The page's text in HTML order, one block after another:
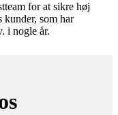
for at sikre høj
kunder, som har
i nogle år.